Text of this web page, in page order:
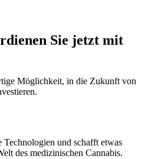
Sie jetzt mit
Möglichkeit, in die Zukunft von
und schafft etwas
des medizinischen Cannabis.